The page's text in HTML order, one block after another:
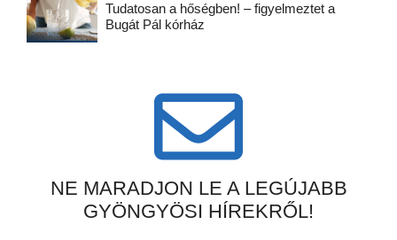
Tudatosan a hőségben! – figyelmeztet a
Bugát Pál kórház
NE MARADJON LE A LEGÚJABB
GYÖNGYÖSI HÍREKRŐL!